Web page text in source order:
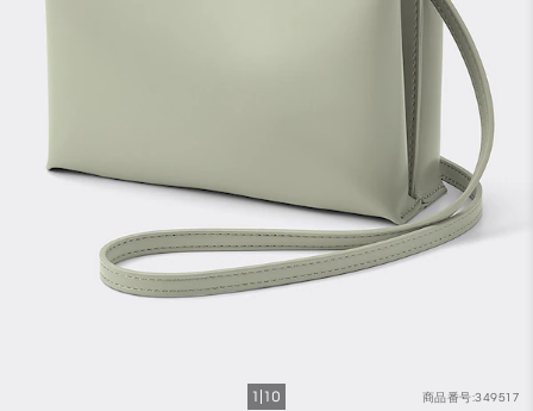
商品番号:349517
1 10